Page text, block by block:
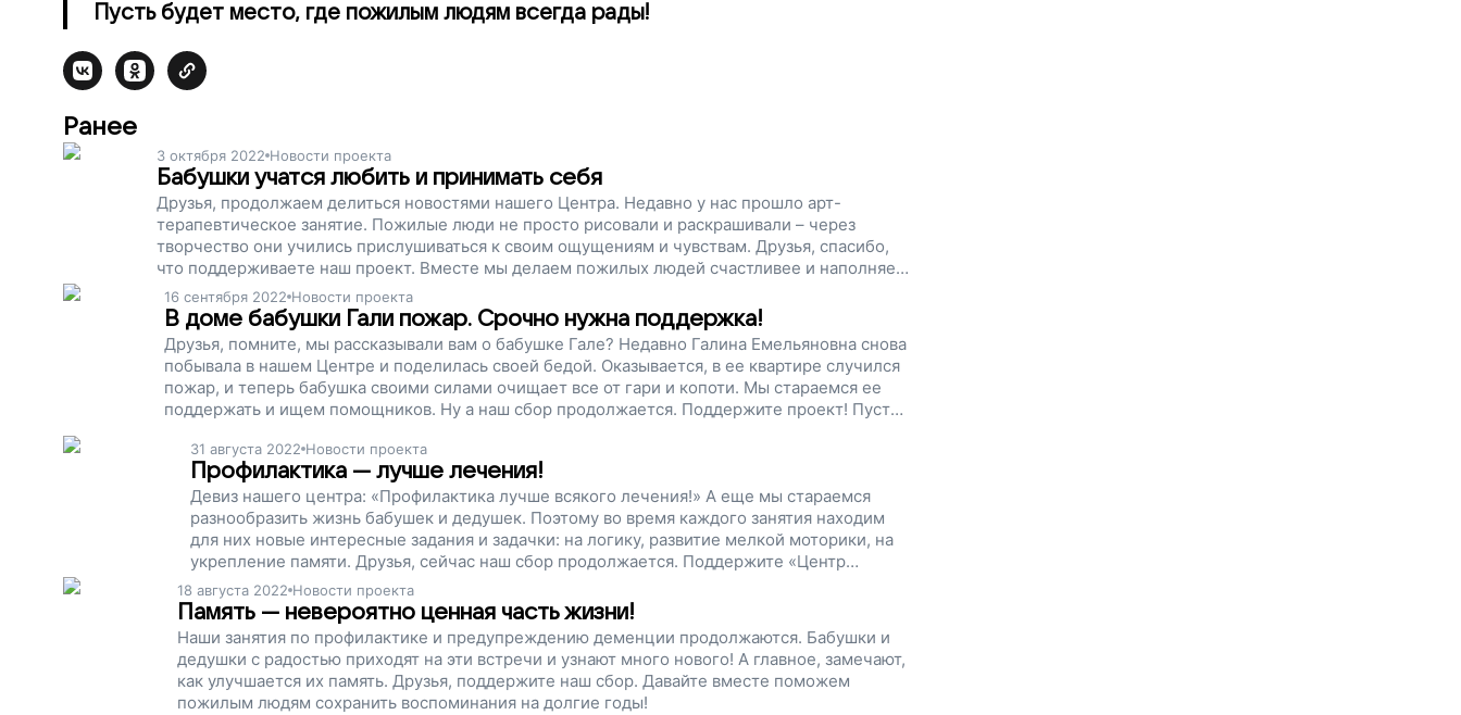
Пусть будет место, где пожилым людям всегда рады!
Ранее
3 октября 2022 Новости проекта
Бабушки учатся любить и принимать себя
Друзья, продолжаем делиться новостями нашего Центра. Недавно у нас прошло арт-
терапевтическое занятие. Пожилые люди не просто рисовали и раскрашивали – через
творчество они учились прислушиваться к своим ощущениям и чувствам. Друзья, спасибо,
что поддерживаете наш проект. Вместе мы делаем пожилых людей счастливее и наполняем
их жизнь яркими красками. Сейчас наш сбор продолжается. Поддержите Центр. Пусть у
бабушек и дедушек будет место, где им всегда рады!
16 сентября 2022 Новости проекта
В доме бабушки Гали пожар. Срочно нужна поддержка!
Друзья, помните, мы рассказывали вам о бабушке Гале? Недавно Галина Емельяновна снова
побывала в нашем Центре и поделилась своей бедой. Оказывается, в ее квартире случился
пожар, и теперь бабушка своими силами очищает все от гари и копоти. Мы стараемся ее
поддержать и ищем помощников. Ну а наш сбор продолжается. Поддержите проект! Пусть
всегда помогут.
31 августа 2022 Новости проекта
Профилактика — лучше лечения!
Девиз нашего центра: «Профилактика лучше всякого лечения!» А еще мы стараемся
разнообразить жизнь бабушек и дедушек. Поэтому во время каждого занятия находим
для них новые интересные задания и задачки: на логику, развитие мелкой моторики, на
укрепление памяти. Друзья, сейчас наш сбор продолжается. Поддержите «Центр
профилактики деменции и интеллектуального здоровья». Поможем пожилым людям
сохранить воспоминания и оставаться активными!
18 августа 2022 Новости проекта
Память — невероятно ценная часть жизни!
Наши занятия по профилактике и предупреждению деменции продолжаются. Бабушки и
дедушки с радостью приходят на эти встречи и узнают много нового! А главное, замечают,
как улучшается их память. Друзья, поддержите наш сбор. Давайте вместе поможем
пожилым людям сохранить воспоминания на долгие годы!